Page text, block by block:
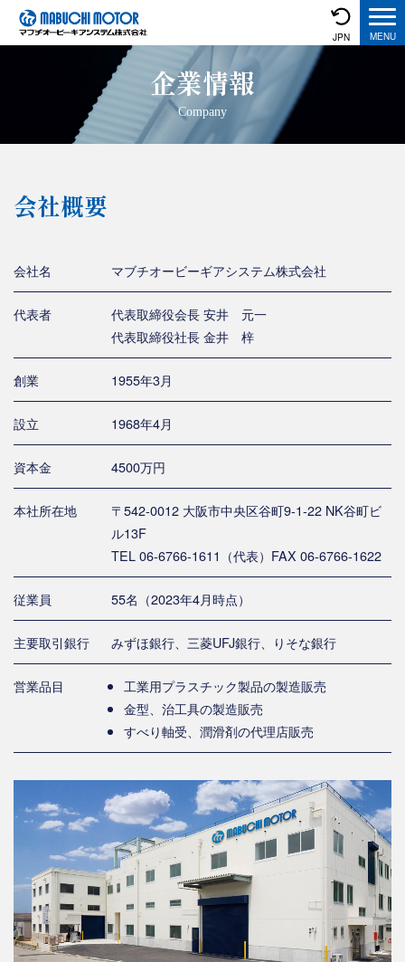
JPN
企業情報
Company
会社概要
会社名 マブチオービーギアシステム株式会社
代表者
代表取締役会長 安井 元一
代表取締役社長 金井 梓
創業 1955年3月
設立 1968年4月
資本金 4500万円
本社所在地
〒542-0012 大阪市中央区谷町9-1-22 NK谷町ビ
ル13F
TEL 06-6766-1611（代表）FAX 06-6766-1622
従業員 55名（2023年4月時点）
主要取引銀行 みずほ銀行、三菱UFJ銀行、りそな銀行
営業品目
工業用プラスチック製品の製造販売
金型、治工具の製造販売
すべり軸受、潤滑剤の代理店販売